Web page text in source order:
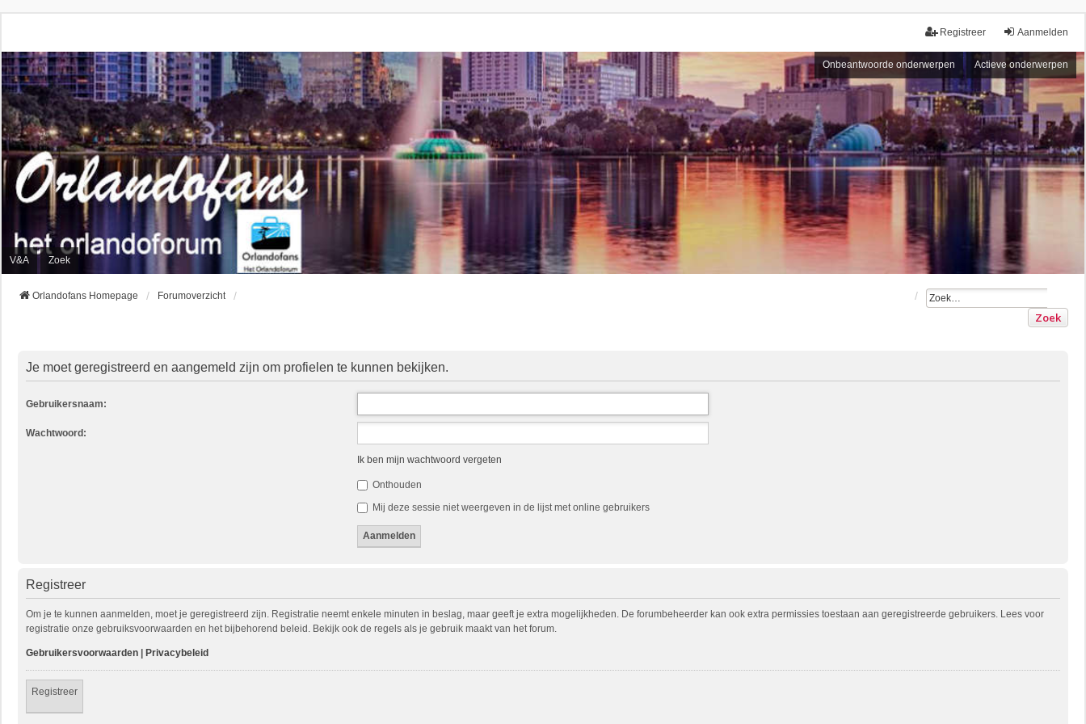
Aanmelden
Registreer
Onbeantwoorde onderwerpen Actieve onderwerpen
V&A Zoek
Orlandofans Homepage Forumoverzicht
Zoek
Je moet geregistreerd en aangemeld zijn om profielen te kunnen bekijken.
Gebruikersnaam:
Wachtwoord:
Ik ben mijn wachtwoord vergeten
Onthouden
Mij deze sessie niet weergeven in de lijst met online gebruikers
Registreer
Om je te kunnen aanmelden, moet je geregistreerd zijn. Registratie neemt enkele minuten in beslag, maar geeft je extra mogelijkheden. De forumbeheerder kan ook extra permissies toestaan aan geregistreerde gebruikers. Lees voor
registratie onze gebruiksvoorwaarden en het bijbehorend beleid. Bekijk ook de regels als je gebruik maakt van het forum.
Gebruikersvoorwaarden | Privacybeleid
Registreer